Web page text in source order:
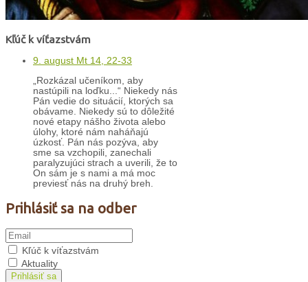
Kľúč k víťazstvám
9. august Mt 14, 22-33
„Rozkázal učeníkom, aby
nastúpili na loďku...“ Niekedy nás
Pán vedie do situácií, ktorých sa
obávame. Niekedy sú to dôležité
nové etapy nášho života alebo
úlohy, ktoré nám naháňajú
úzkosť. Pán nás pozýva, aby
sme sa vzchopili, zanechali
paralyzujúci strach a uverili, že to
On sám je s nami a má moc
previesť nás na druhý breh.
Prihlásiť sa na odber
Kľúč k víťazstvám
Aktuality
Prihlásiť sa